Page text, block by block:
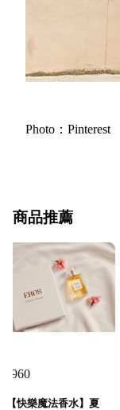
Photo：Pinterest
商品推薦
960
【快樂魔法香水】夏